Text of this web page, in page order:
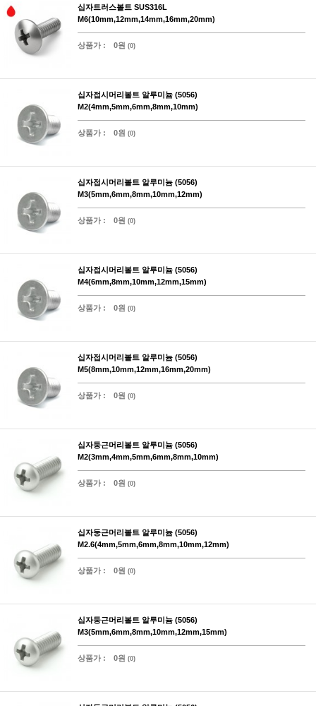
십자트러스볼트 SUS316L
M6(10mm,12mm,14mm,16mm,20mm)
상품가 : 0원 (0)
십자접시머리볼트 알루미늄 (5056)
M2(4mm,5mm,6mm,8mm,10mm)
상품가 : 0원 (0)
십자접시머리볼트 알루미늄 (5056)
M3(5mm,6mm,8mm,10mm,12mm)
상품가 : 0원 (0)
십자접시머리볼트 알루미늄 (5056)
M4(6mm,8mm,10mm,12mm,15mm)
상품가 : 0원 (0)
십자접시머리볼트 알루미늄 (5056)
M5(8mm,10mm,12mm,16mm,20mm)
상품가 : 0원 (0)
십자둥근머리볼트 알루미늄 (5056)
M2(3mm,4mm,5mm,6mm,8mm,10mm)
상품가 : 0원 (0)
십자둥근머리볼트 알루미늄 (5056)
M2.6(4mm,5mm,6mm,8mm,10mm,12mm)
상품가 : 0원 (0)
십자둥근머리볼트 알루미늄 (5056)
M3(5mm,6mm,8mm,10mm,12mm,15mm)
상품가 : 0원 (0)